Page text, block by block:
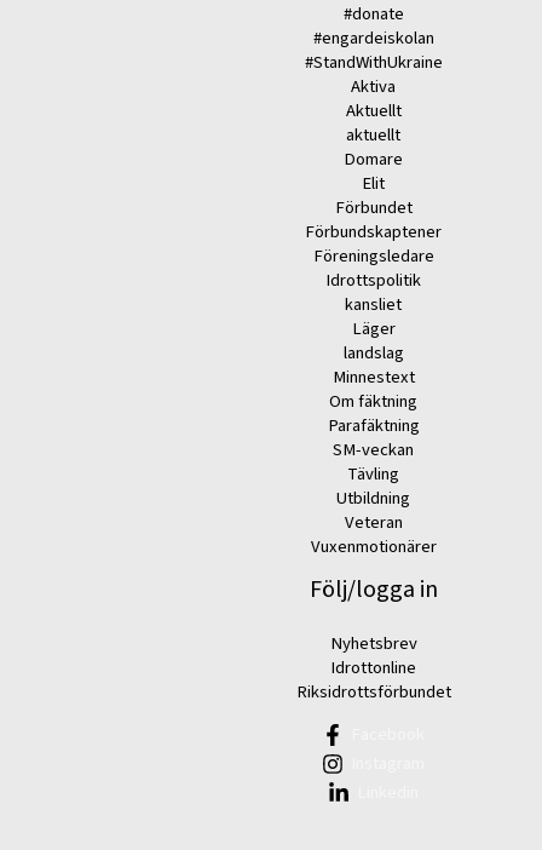
#donate
#engardeiskolan
#StandWithUkraine
Aktiva
Aktuellt
aktuellt
Domare
Elit
Förbundet
Förbundskaptener
Föreningsledare
Idrottspolitik
kansliet
Läger
landslag
Minnestext
Om fäktning
Parafäktning
SM-veckan
Tävling
Utbildning
Veteran
Vuxenmotionärer
Följ/logga in
Nyhetsbrev
Idrottonline
Riksidrottsförbundet